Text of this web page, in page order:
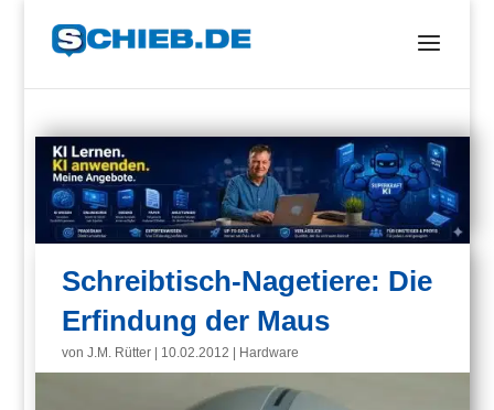
Schreibtisch-Nagetiere: Die
Erfindung der Maus
vonJ.M. Rütter 10.02.2012 Hardware